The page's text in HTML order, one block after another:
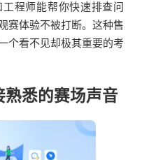
程师能帮你快速排查问
赛体验不被打断。这种售
个看不见却极其重要的考
悉的赛场声音